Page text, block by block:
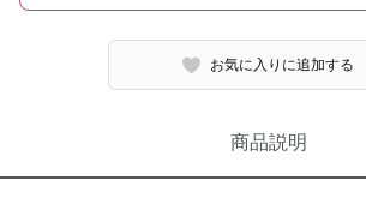
お気に入りに追加する
商品説明